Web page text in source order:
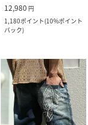
12,980 円
1,180ポイント(10%ポイント
バック)